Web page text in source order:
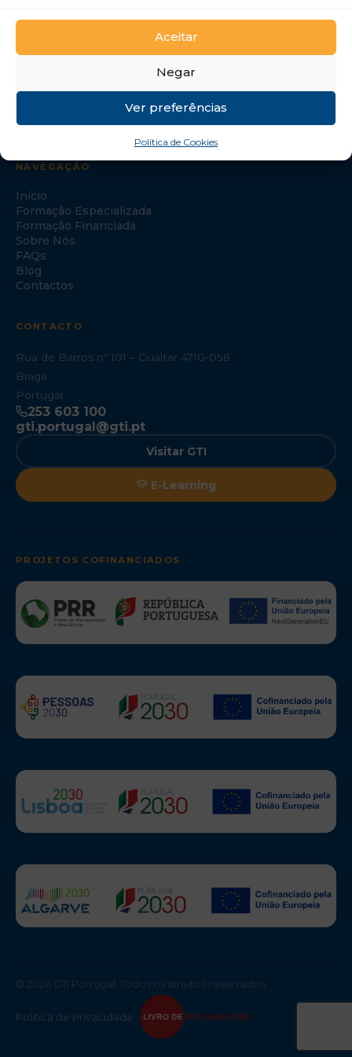
Aceitar
Negar
Ver preferências
Política de Cookies
NAVEGAÇÃO
Início
Formação Especializada
Formação Financiada
Sobre Nós
FAQs
Blog
Contactos
CONTACTO
Rua de Barros nº 101 – Gualtar 4710-058
Braga
Portugal
253 603 100
gti.portugal@gti.pt
Visitar GTI
E-Learning
PROJETOS COFINANCIADOS
© 2026 GTI Portugal. Todos os direitos reservados.
Política de Privacidade